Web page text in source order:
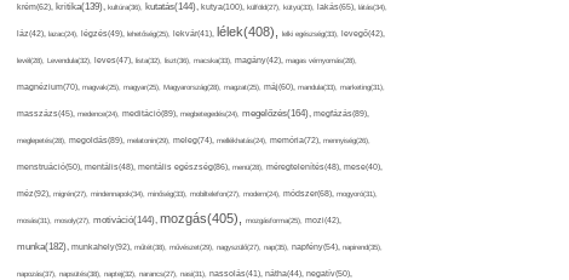
krém(62), kritika(139), kultúra(36), kutatás(144), kutya(100), külföld(27), kütyü(33), lakás(65), látás(34),
láz(42), lazac(24), légzés(49), lehetőség(25), lekvár(41), lélek(408), lelki egészség(33), levegő(42),
levél(28), Levendula(32), leves(47), lista(32), liszt(36), macska(33), magány(42), magas vérnyomás(28),
magnézium(70), magvak(25), magyar(25), Magyarország(28), magzat(25), máj(60), mandula(33), marketing(31),
masszázs(45), medence(24), meditáció(89), megbetegedés(24), megelőzés(164), megfázás(89),
meglepetés(28), megoldás(89), melatonin(29), meleg(74), mellékhatás(24), memória(72), mennyiség(26),
menstruáció(50), mentális(48), mentális egészség(86), menü(28), méregtelenítés(48), mese(40),
méz(92), migrén(27), mindennapok(34), minőség(33), mobiltelefon(27), modern(24), módszer(68), mogyoró(31),
mosás(31), mosoly(27), motiváció(144), mozgás(405), mozgásforma(25), mozi(42),
munka(182), munkahely(92), műtét(38), művészet(29), nagyszülő(27), nap(35), napfény(54), napirend(35),
napozás(37), napsütés(38), naptej(32), narancs(27), nasi(31), nassolás(41), nátha(44), negatív(50),